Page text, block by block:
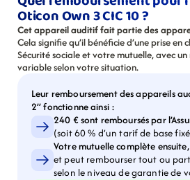
Oticon Own 3 CIC 10 ?
Cet appareil auditif fait partie des
Cela signifie qu’il bénéficie d’une prise
Sécurité sociale et votre mutuelle, avec
variable selon votre situation.
Leur remboursement des appareils
2” fonctionne ainsi :
240 € sont remboursés par
(soit 60 % d’un tarif de base
Votre mutuelle complète
et peut rembourser tout ou
selon le niveau de garantie de